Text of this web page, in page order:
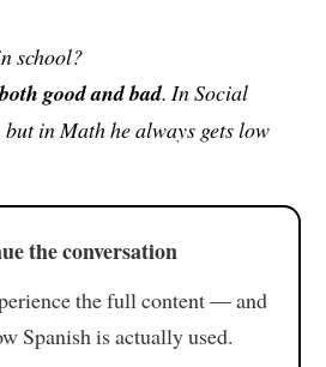
school?
good and bad. In Social
in Math he always gets low
the conversation
the full content — and
Spanish is actually used.